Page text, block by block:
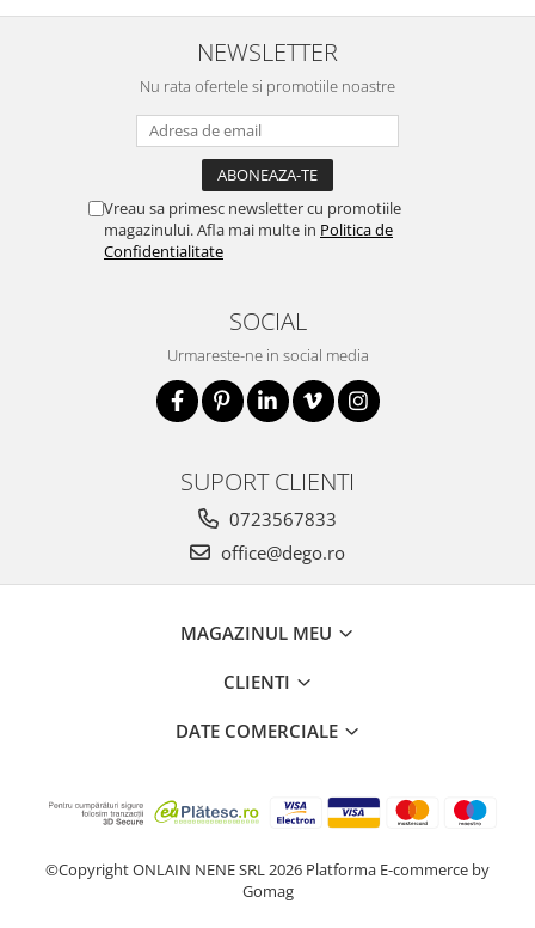
NEWSLETTER
Nu rata ofertele si promotiile noastre
Vreau sa primesc newsletter cu promotiile
magazinului. Afla mai multe in Politica de
Confidentialitate
SOCIAL
Urmareste-ne in social media
SUPORT CLIENTI
0723567833
office@dego.ro
MAGAZINUL MEU
CLIENTI
DATE COMERCIALE
©Copyright ONLAIN NENE SRL 2026 Platforma E-commerce by
Gomag